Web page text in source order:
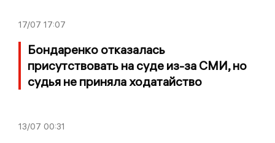
17/07 17:07
Бондаренко отказалась
присутствовать на суде из-за СМИ, но
судья не приняла ходатайство
13/07 00:31